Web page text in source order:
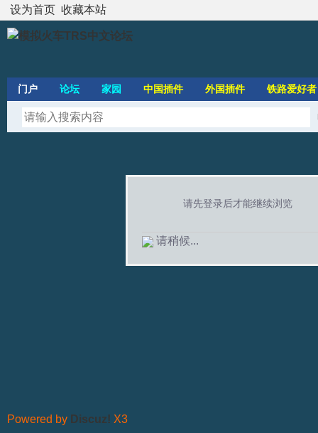
设为首页 收藏本站
门户 论坛 家园 中国插件 外国插件 铁路爱好者
请先登录后才能继续浏览
请稍候...
Powered by Discuz! X3